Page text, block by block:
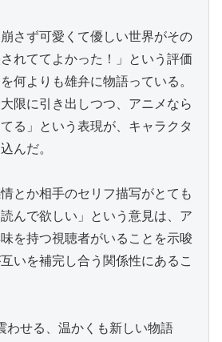
崩さず可愛くて優しい世界がその
れててよかった！」という評価
何よりも雄弁に物語っている。
限に引き出しつつ、アニメなら
る」という表現が、キャラクタ
んだ。
とか相手のセリフ描写がとても
んで欲しい」という意見は、ア
を持つ視聴者がいることを示唆
いを補完し合う関係性にあるこ
せる、温かくも新しい物語